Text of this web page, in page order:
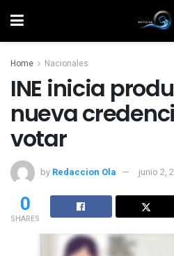
Home Nacionales
INE inicia
nueva
votar
by Redaccion Ola junio 2,
0
SHARES